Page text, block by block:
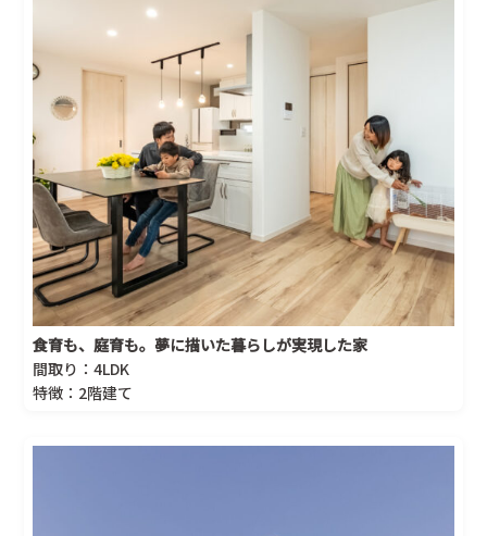
食育も、庭育も。夢に描いた暮らしが実現した家
間取り：4LDK
特徴：2階建て